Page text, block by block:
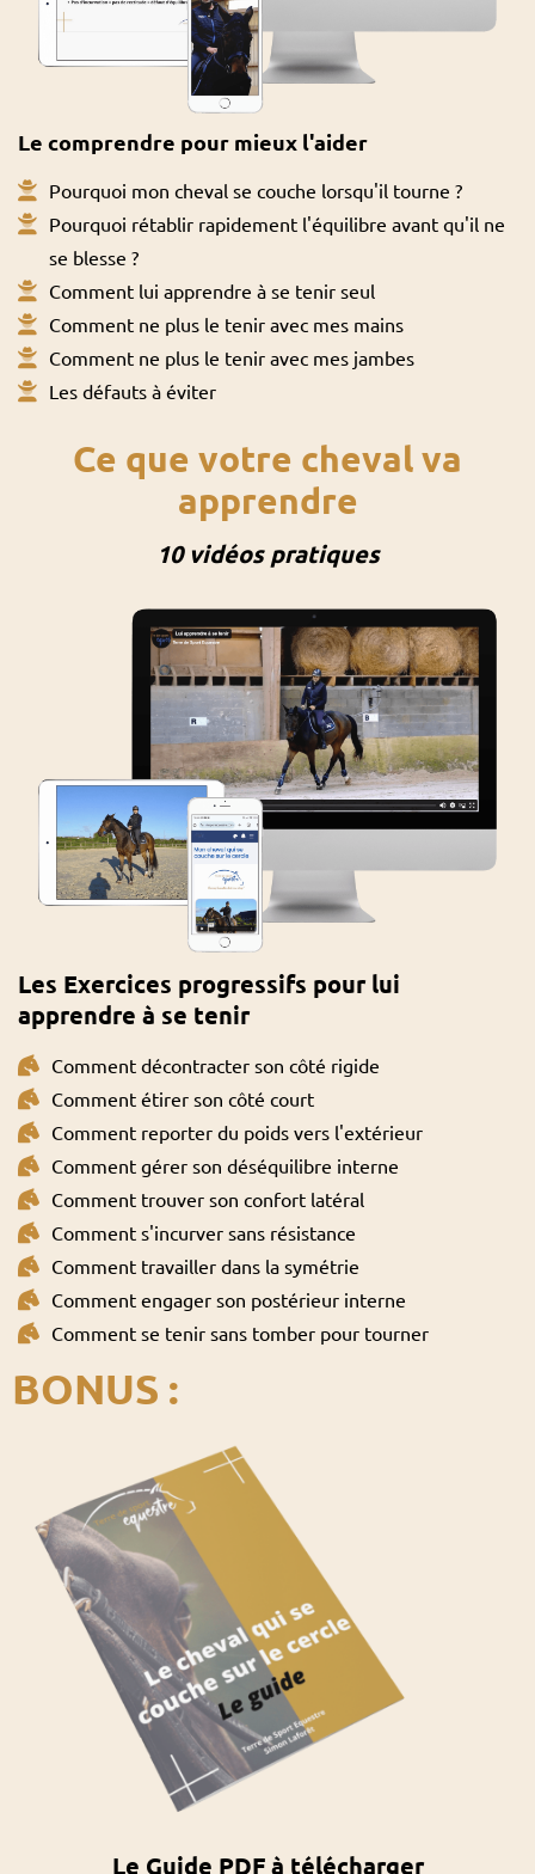
Le comprendre pour mieux l'aider
Pourquoi mon cheval se couche lorsqu'il tourne ?
Pourquoi rétablir rapidement l'équilibre avant qu'il ne
se blesse ?
Comment lui apprendre à se tenir seul
Comment ne plus le tenir avec mes mains
Comment ne plus le tenir avec mes jambes
Les défauts à éviter
Ce que votre cheval va
apprendre
10 vidéos pratiques
Les Exercices progressifs pour lui
apprendre à se tenir
Comment décontracter son côté rigide
Comment étirer son côté court
Comment reporter du poids vers l'extérieur
Comment gérer son déséquilibre interne
Comment trouver son confort latéral
Comment s'incurver sans résistance
Comment travailler dans la symétrie
Comment engager son postérieur interne
Comment se tenir sans tomber pour tourner
BONUS :
Le Guide PDF à télécharger